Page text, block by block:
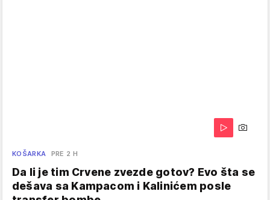
KOŠARKA PRE 2 H
Da li je tim Crvene zvezde gotov? Evo šta se
dešava sa Kampacom i Kalinićem posle